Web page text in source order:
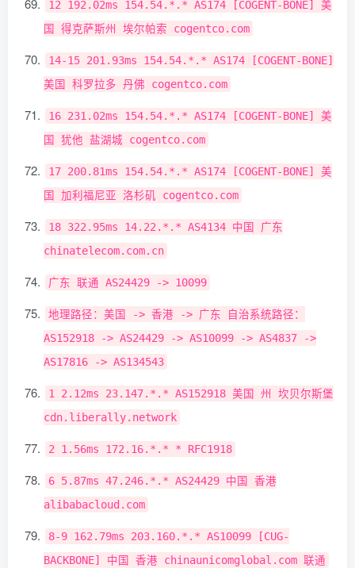
12 192.02ms 154.54.*.* AS174 [COGENT-BONE]
美
国
得克萨斯州 埃尔帕索 cogentco. com
14-15 201.93ms 154.54.*.* AS174 [COGENT-BONE]
美国
科罗拉多 丹佛 cogentco. com
16 231.02ms 154.54.*.* AS174 [COGENT-BONE]
美
国
犹他 盐湖城 cogentco. com
17 200.81ms 154.54.*.* AS174 [COGENT-BONE]
美
国
加利福尼亚 洛杉矶 cogentco. com
18 322.95ms 14.22.*.* AS4134 中国
广东
chinatelecom. com. cn
广东 联通 AS24429 -> 10099
地理路径：美国 -> 香港 -> 广东
自治系统路径：
AS152918
-> AS24429 -> AS10099 -> AS4837
->
AS17816
-> AS134543
1 2.12ms 23.147.*.* AS152918 美国 州
坎贝尔斯堡
cdn. liberally. network
2 1.56ms 172.16.*.* * RFC1918
6 5.87ms 47.246.*.* AS24429 中国
香港
alibabacloud . com
8-9 162.79ms 203.160.*.* AS10099 [CUG-
BACKBONE] 中国 香港 chinaunicomglobal . com 联通